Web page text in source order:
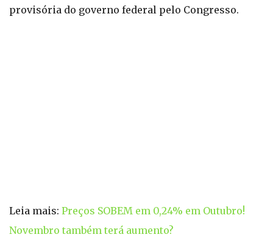
provisória do governo federal pelo Congresso.
Leia mais: Preços SOBEM em 0,24% em Outubro!
Novembro também terá aumento?